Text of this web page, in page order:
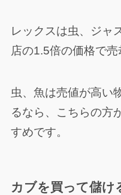
レックスは虫、ジャ
店の1.5倍の価格で売
虫、魚は売値が高い
るなら、こちらの方
すめです。
カブを買って儲け